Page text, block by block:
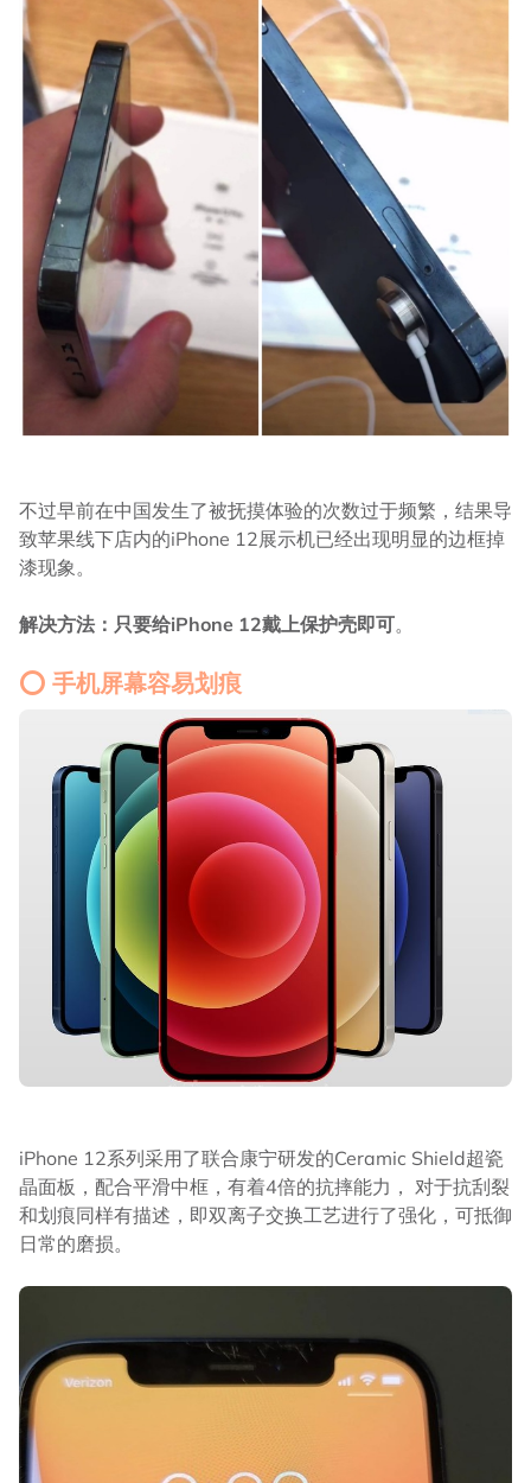
不过早前在中国发生了被抚摸体验的次数过于频繁，结果导
致苹果线下店内的iPhone 12展示机已经出现明显的边框掉
漆现象。
解决方法：只要给iPhone 12戴上保护壳即可。
⭕ 手机屏幕容易划痕
iPhone 12系列采用了联合康宁研发的Ceramic Shield超瓷
晶面板，配合平滑中框，有着4倍的抗摔能力， 对于抗刮裂
和划痕同样有描述，即双离子交换工艺进行了强化，可抵御
日常的磨损。